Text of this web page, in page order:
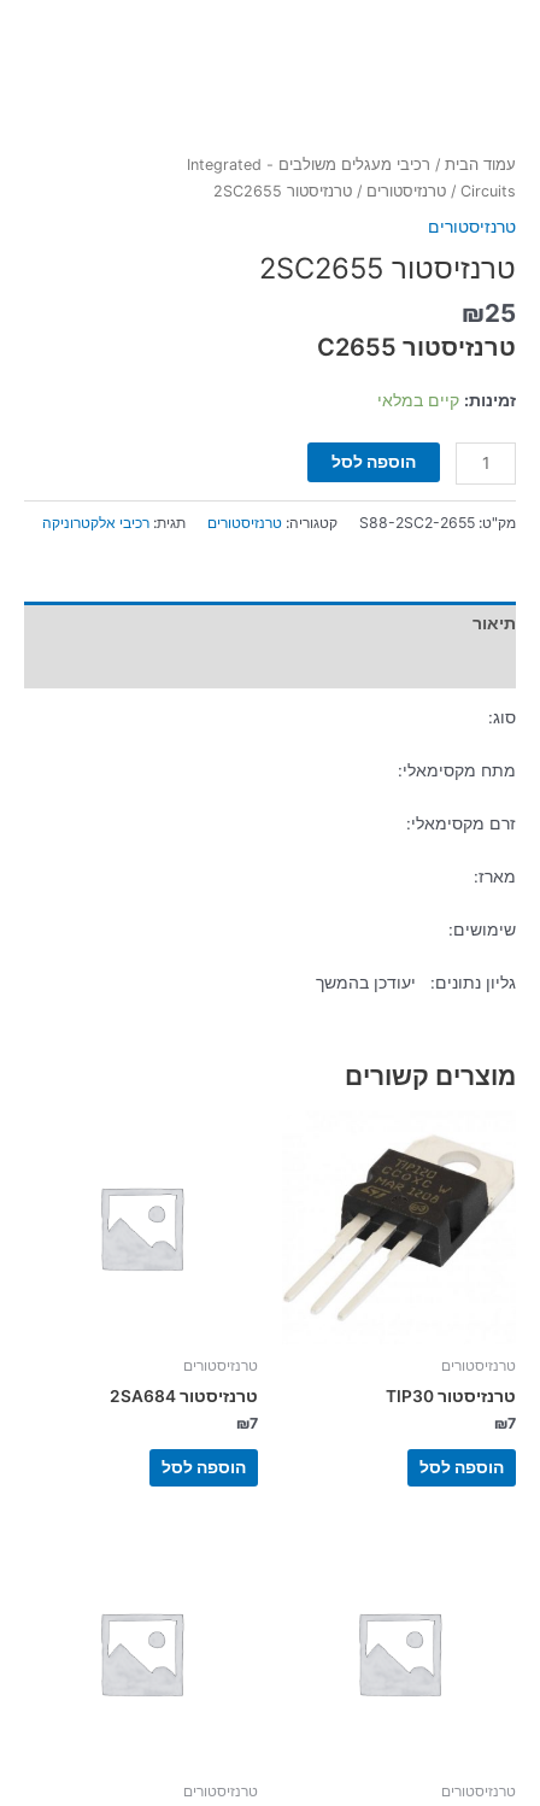
עמוד הבית /
רכיבי מעגלים משולבים - Integrated
Circuits
/ טרנזיסטורים / טרנזיסטור 2SC2655
טרנזיסטורים
טרנזיסטור 2SC2655
₪25
טרנזיסטור C2655
זמינות: קיים במלאי
הוספה לסל
מק"ט: S88-2SC2-2655 קטגוריה: טרנזיסטורים תגית: רכיבי אלקטרוניקה
תיאור
סוג:
מתח מקסימאלי:
זרם מקסימאלי:
מארז:
שימושים:
גליון נתונים: יעודכן בהמשך
מוצרים קשורים
טרנזיסטורים
טרנזיסטור TIP30
₪7
הוספה לסל
טרנזיסטורים
טרנזיסטור 2SA684
₪7
הוספה לסל
טרנזיסטורים טרנזיסטורים